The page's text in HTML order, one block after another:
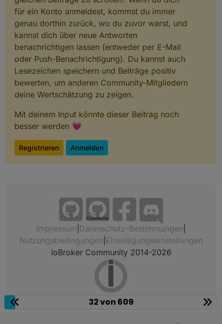
für ein Konto anmeldest, kommst du immer
genau dorthin zurück, wo du zuvor warst, und
kannst dich über neue Antworten
benachrichtigen lassen (entweder per E-Mail
oder Push-Benachrichtigung). Du kannst auch
Lesezeichen speichern und Beiträge positiv
bewerten, um anderen Community-Mitgliedern
deine Wertschätzung zu zeigen.
Mit deinem Input könnte dieser Beitrag noch
besser werden 💗
Registrieren Anmelden
Community
Impressum Datenschutz-Bestimmungen
Nutzungsbedingungen Einwilligungseinstellungen
ioBroker Community 2014-2026
32 von 609